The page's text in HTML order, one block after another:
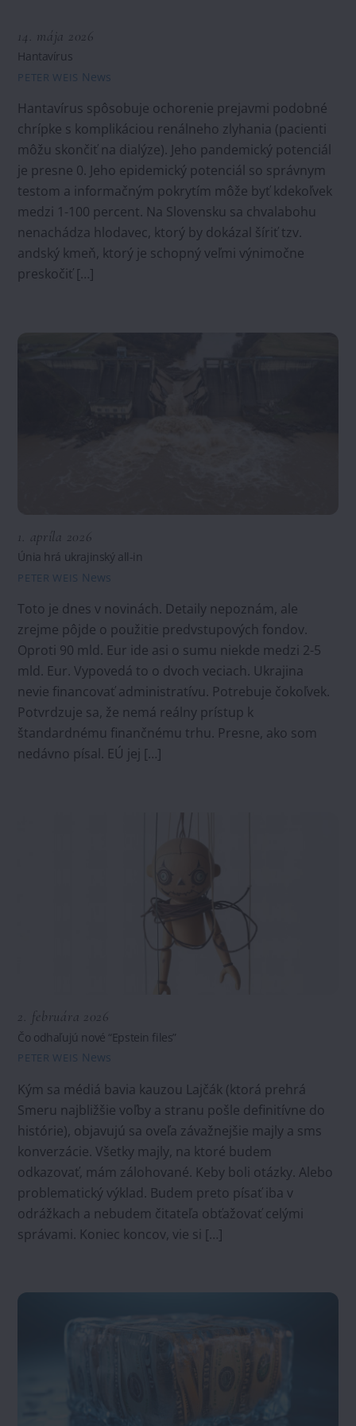
14. mája 2026
Hantavírus
PETER WEIS News
Hantavírus spôsobuje ochorenie prejavmi podobné
chrípke s komplikáciou renálneho zlyhania (pacienti
môžu skončiť na dialýze). Jeho pandemický potenciál
je presne 0. Jeho epidemický potenciál so správnym
testom a informačným pokrytím môže byť kdekoľvek
medzi 1-100 percent. Na Slovensku sa chvalabohu
nenachádza hlodavec, ktorý by dokázal šíriť tzv.
andský kmeň, ktorý je schopný veľmi výnimočne
preskočiť […]
1. apríla 2026
Únia hrá ukrajinský all-in
PETER WEIS News
Toto je dnes v novinách. Detaily nepoznám, ale
zrejme pôjde o použitie predvstupových fondov.
Oproti 90 mld. Eur ide asi o sumu niekde medzi 2-5
mld. Eur. Vypovedá to o dvoch veciach. Ukrajina
nevie financovať administratívu. Potrebuje čokoľvek.
Potvrdzuje sa, že nemá reálny prístup k
štandardnému finančnému trhu. Presne, ako som
nedávno písal. EÚ jej […]
2. februára 2026
Čo odhaľujú nové “Epstein files”
PETER WEIS News
Kým sa médiá bavia kauzou Lajčák (ktorá prehrá
Smeru najbližšie voľby a stranu pošle definitívne do
histórie), objavujú sa oveľa závažnejšie majly a sms
konverzácie. Všetky majly, na ktoré budem
odkazovať, mám zálohované. Keby boli otázky. Alebo
problematický výklad. Budem preto písať iba v
odrážkach a nebudem čitateľa obťažovať celými
správami. Koniec koncov, vie si […]